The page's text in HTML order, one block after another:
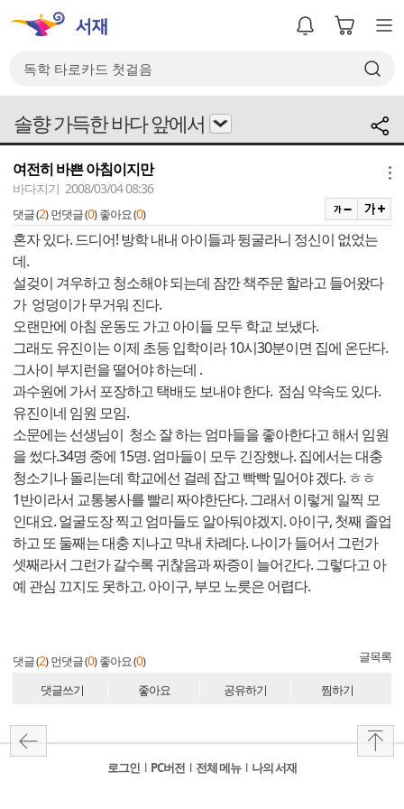
솔향 가득한 바다 앞에서
여전히 바쁜 아침이지만
바다지기 2008/03/04 08:36
댓글 (2) 먼댓글 (0) 좋아요 (0)
혼자 있다. 드디어! 방학 내내 아이들과 뒹굴라니 정신이 없었는
데.
설겆이 겨우하고 청소해야 되는데 잠깐 책주문 할라고 들어왔다
가 엉덩이가 무거워 진다.
오랜만에 아침 운동도 가고 아이들 모두 학교 보냈다.
그래도 유진이는 이제 초등 입학이라 10시30분이면 집에 온단다.
그사이 부지런을 떨어야 하는데 .
과수원에 가서 포장하고 택배도 보내야 한다. 점심 약속도 있다.
유진이네 임원 모임.
소문에는 선생님이 청소 잘 하는 엄마들을 좋아한다고 해서 임원
을 썼다.34명 중에 15명. 엄마들이 모두 긴장했나. 집에서는 대충
청소기나 돌리는데 학교에선 걸레 잡고 빡빡 밀어야 겠다. ㅎㅎ
1반이라서 교통봉사를 빨리 짜야한단다. 그래서 이렇게 일찍 모
인대요. 얼굴도장 찍고 엄마들도 알아둬야겠지. 아이구, 첫째 졸업
하고 또 둘째는 대충 지나고 막내 차례다. 나이가 들어서 그런가
셋째라서 그런가 갈수록 귀찮음과 짜증이 늘어간다. 그렇다고 아
예 관심 끄지도 못하고. 아이구, 부모 노릇은 어렵다.
댓글 (2) 먼댓글 (0) 좋아요 (0) 글목록
댓글쓰기 좋아요 공유하기 찜하기
로그인 l PC버전 l 전체 메뉴 l 나의 서재